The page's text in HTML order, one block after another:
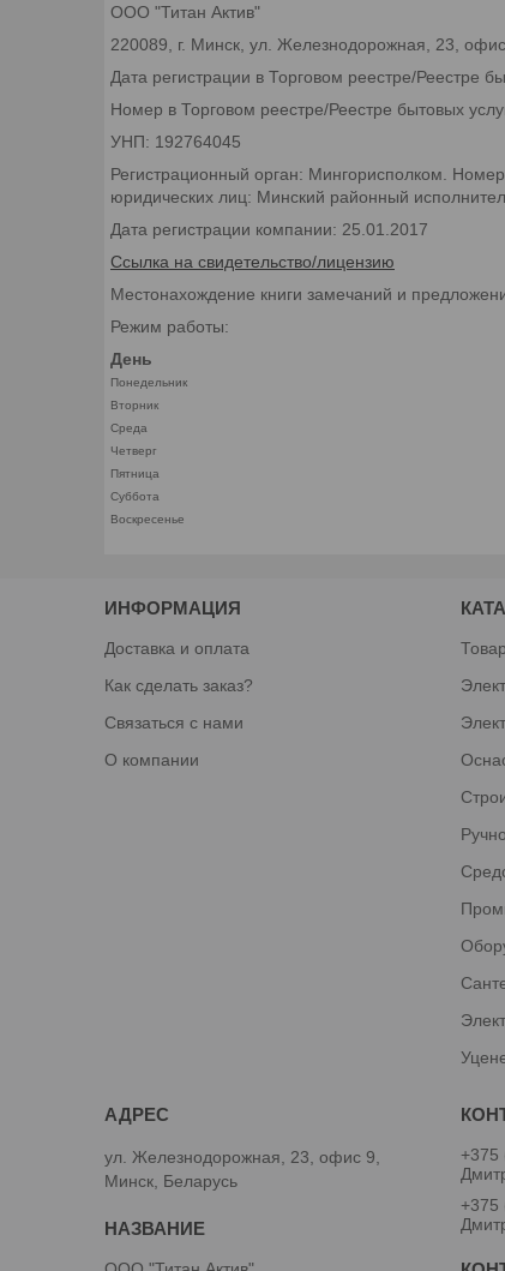
ООО "Титан Актив"
220089, г. Минск, ул. Железнодорожная, 23, офис
Дата регистрации в Торговом реестре/Реестре
Номер в Торговом реестре/Реестре бытовых
УНП: 192764045
Регистрационный орган: Мингорисполком.
юридических лиц: Минский районный
Дата регистрации компании: 25.01.2017
Ссылка на свидетельство/лицензию
Местонахождение книги замечаний и
Режим работы:
День
Понедельник
Вторник
Среда
Четверг
Пятница
Суббота
Воскресенье
ИНФОРМАЦИЯ
Доставка и оплата
Как сделать заказ?
Связаться с нами
О компании
ул. Железнодорожная, 23, офис 9,
Минск, Беларусь
+375
+375